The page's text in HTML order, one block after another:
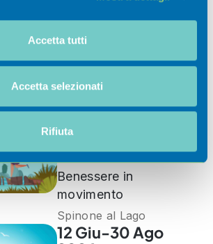
sui cookie.
per personalizzare contenuti ed
traffico. Condividiamo inoltre
in cui utilizza il nostro sito con i
media, i quali potrebbero combinarle
che ha fornito loro o che hanno
dei loro servizi.
Accetta tutti
Accetta selezionati
Rifiuta08 Gen-29 Ott
2026
Benessere in
movimento
Spinone al Lago
12 Giu-30 Ago